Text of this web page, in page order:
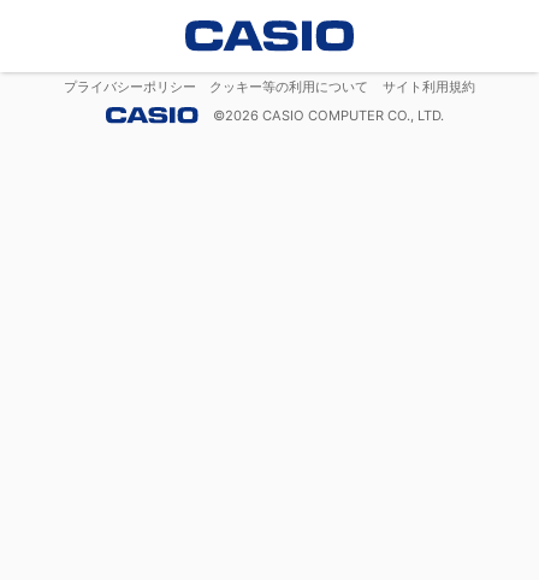
プライバシーポリシー クッキー等の利用について
サイト利用規約
©2026 CASIO COMPUTER CO., LTD.